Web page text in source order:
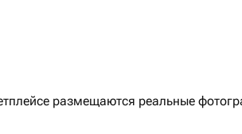
размещаются реальные